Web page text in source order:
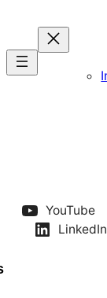
YouTube
LinkedIn